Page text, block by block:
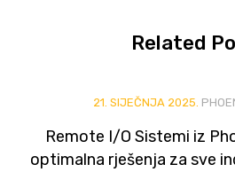
Related
21. SIJEČNJA 2025.
Remote I/O Sistemi iz
optimalna rješenja za sve